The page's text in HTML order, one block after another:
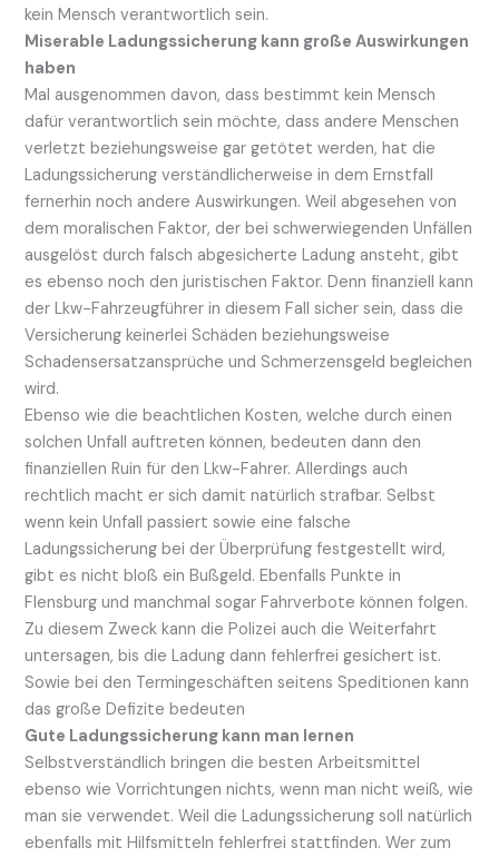
kein Mensch verantwortlich sein.
Miserable Ladungssicherung kann große Auswirkungen
haben
Mal ausgenommen davon, dass bestimmt kein Mensch
dafür verantwortlich sein möchte, dass andere Menschen
verletzt beziehungsweise gar getötet werden, hat die
Ladungssicherung verständlicherweise in dem Ernstfall
fernerhin noch andere Auswirkungen. Weil abgesehen von
dem moralischen Faktor, der bei schwerwiegenden Unfällen
ausgelöst durch falsch abgesicherte Ladung ansteht, gibt
es ebenso noch den juristischen Faktor. Denn finanziell kann
der Lkw-Fahrzeugführer in diesem Fall sicher sein, dass die
Versicherung keinerlei Schäden beziehungsweise
Schadensersatzansprüche und Schmerzensgeld begleichen
wird.
Ebenso wie die beachtlichen Kosten, welche durch einen
solchen Unfall auftreten können, bedeuten dann den
finanziellen Ruin für den Lkw-Fahrer. Allerdings auch
rechtlich macht er sich damit natürlich strafbar. Selbst
wenn kein Unfall passiert sowie eine falsche
Ladungssicherung bei der Überprüfung festgestellt wird,
gibt es nicht bloß ein Bußgeld. Ebenfalls Punkte in
Flensburg und manchmal sogar Fahrverbote können folgen.
Zu diesem Zweck kann die Polizei auch die Weiterfahrt
untersagen, bis die Ladung dann fehlerfrei gesichert ist.
Sowie bei den Termingeschäften seitens Speditionen kann
das große Defizite bedeuten
Gute Ladungssicherung kann man lernen
Selbstverständlich bringen die besten Arbeitsmittel
ebenso wie Vorrichtungen nichts, wenn man nicht weiß, wie
man sie verwendet. Weil die Ladungssicherung soll natürlich
ebenfalls mit Hilfsmitteln fehlerfrei stattfinden. Wer zum